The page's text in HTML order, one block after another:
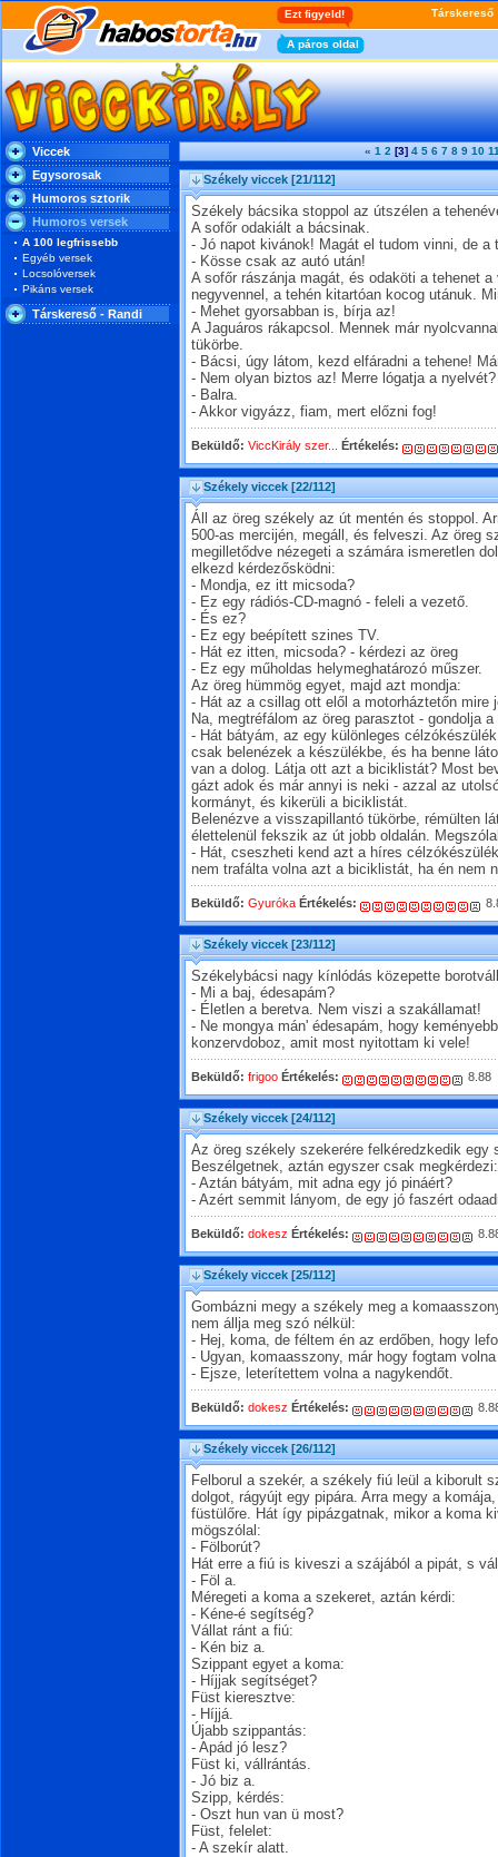
Viccek
Egysorosak
Humoros sztorik
Humoros versek
A 100 legfrissebb
Egyéb versek
Locsolóversek
Pikáns versek
Társkereső - Randi
« 1 2 [3] 4 5 6 7 8 9 10
Székely viccek [21/112]
Székely bácsika stoppol az útszélen a
A sofőr odakiált a bácsinak.
- Jó napot kivánok! Magát el tudom vinni, de a
- Kösse csak az autó után!
A sofőr rászánja magát, és odaköti a tehenet a
negyvennel, a tehén kitartóan kocog utánuk.
- Mehet gyorsabban is, bírja az!
A Jaguáros rákapcsol. Mennek már
tükörbe.
- Bácsi, úgy látom, kezd elfáradni a tehene!
- Nem olyan biztos az! Merre lógatja a nyelvét?
- Balra.
- Akkor vigyázz, fiam, mert előzni fog!
Beküldő: ViccKirály szer... Értékelés:
Székely viccek [22/112]
Áll az öreg székely az út mentén és stoppol.
500-as mercijén, megáll, és felveszi. Az öreg
megilletődve nézegeti a számára ismeretlen
elkezd kérdezősködni:
- Mondja, ez itt micsoda?
- Ez egy rádiós-CD-magnó - feleli a vezető.
- És ez?
- Ez egy beépített szines TV.
- Hát ez itten, micsoda? - kérdezi az öreg
- Ez egy műholdas helymeghatározó műszer.
Az öreg hümmög egyet, majd azt mondja:
- Hát az a csillag ott elől a motorháztetőn mire
Na, megtréfálom az öreg parasztot - gondolja
- Hát bátyám, az egy különleges
csak belenézek a készülékbe, és ha benne
van a dolog. Látja ott azt a biciklistát? Most
gázt adok és már annyi is neki - azzal az
kormányt, és kikerüli a biciklistát.
Belenézve a visszapillantó tükörbe, rémülten
élettelenül fekszik az út jobb oldalán.
- Hát, cseszheti kend azt a híres
nem trafálta volna azt a biciklistát, ha én nem
Beküldő: Gyuróka Értékelés:
Székely viccek [23/112]
Székelybácsi nagy kínlódás közepette
- Mi a baj, édesapám?
- Életlen a beretva. Nem viszi a szakállamat!
- Ne mongya mán' édesapám, hogy
konzervdoboz, amit most nyitottam ki vele!
Beküldő: frigoo Értékelés: 8.88
Székely viccek [24/112]
Az öreg székely szekerére felkéredzkedik egy
Beszélgetnek, aztán egyszer csak megkérdezi:
- Aztán bátyám, mit adna egy jó pináért?
- Azért semmit lányom, de egy jó faszért
Beküldő: dokesz Értékelés:
Székely viccek [25/112]
Gombázni megy a székely meg a
nem állja meg szó nélkül:
- Hej, koma, de féltem én az erdőben, hogy
- Ugyan, komaasszony, már hogy fogtam
- Ejsze, leterítettem volna a nagykendőt.
Beküldő: dokesz Értékelés:
Székely viccek [26/112]
Felborul a szekér, a székely fiú leül a kiborult
dolgot, rágyújt egy pipára. Arra megy a
füstülőre. Hát így pipázgatnak, mikor a koma
mögszólal:
- Fölborút?
Hát erre a fiú is kiveszi a szájából a pipát, s
- Föl a.
Méregeti a koma a szekeret, aztán kérdi:
- Kéne-é segítség?
Vállat ránt a fiú:
- Kén biz a.
Szippant egyet a koma:
- Híjjak segítséget?
Füst kieresztve:
- Híjjá.
Újabb szippantás:
- Apád jó lesz?
Füst ki, vállrántás.
- Jó biz a.
Szipp, kérdés:
- Oszt hun van ü most?
Füst, felelet:
- A szekír alatt.